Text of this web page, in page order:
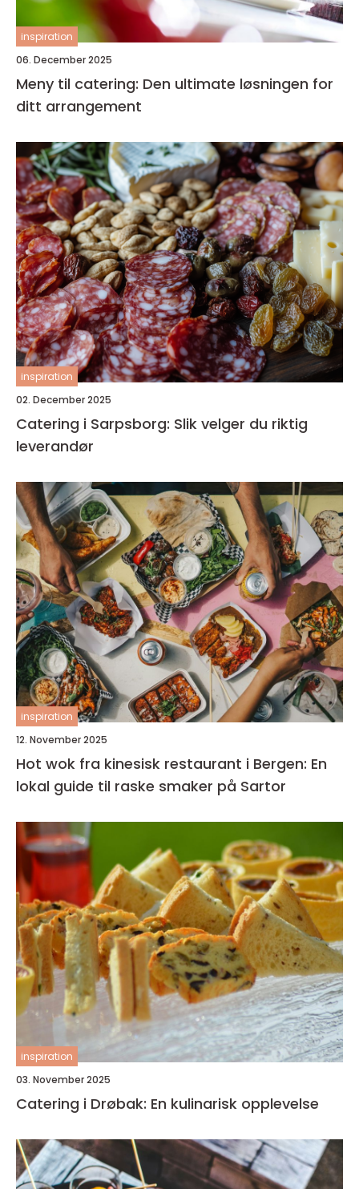
inspiration
06. December 2025
Meny til catering: Den ultimate løsningen for
ditt arrangement
inspiration
02. December 2025
Catering i Sarpsborg: Slik velger du riktig
leverandør
inspiration
12. November 2025
Hot wok fra kinesisk restaurant i Bergen: En
lokal guide til raske smaker på Sartor
inspiration
03. November 2025
Catering i Drøbak: En kulinarisk opplevelse